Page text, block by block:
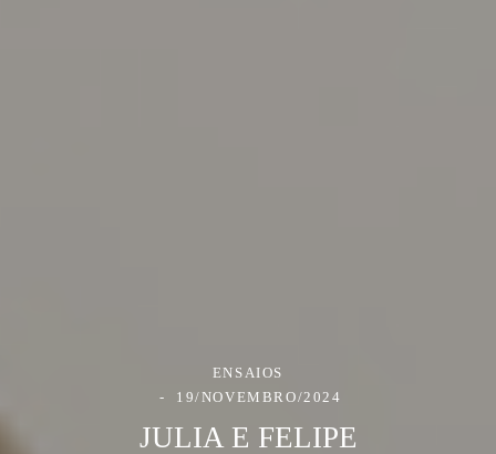
ENSAIOS
19/NOVEMBRO/2024
JULIA E FELIPE